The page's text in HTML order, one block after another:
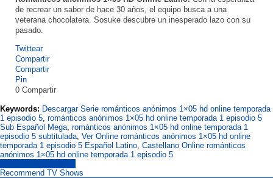
de recrear un sabor de hace 30 años, el equipo busca a una
veterana chocolatera. Sosuke descubre un inesperado lazo con su
pasado.
Twittear
Compartir
Compartir
Pin
0 Compartir
Keywords: Descargar Serie románticos anónimos 1×05 hd online temporada
1 episodio 5 románticos anónimos 1×05 hd online temporada 1 episodio 5
Sub Español Mega románticos anónimos 1×05 hd online temporada 1
episodio 5 subtitulada Ver Online románticos anónimos 1×05 hd online
temporada 1 episodio 5 Español Latino Castellano Online románticos
anónimos 1×05 hd online temporada 1 episodio 5
Recommend TV Shows